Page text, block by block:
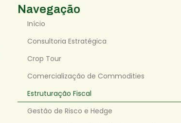
Navegação
Início
Consultoria Estratégica
Crop Tour
Comercialização de Commodities
Estruturação Fiscal
Gestão de Risco e Hedge